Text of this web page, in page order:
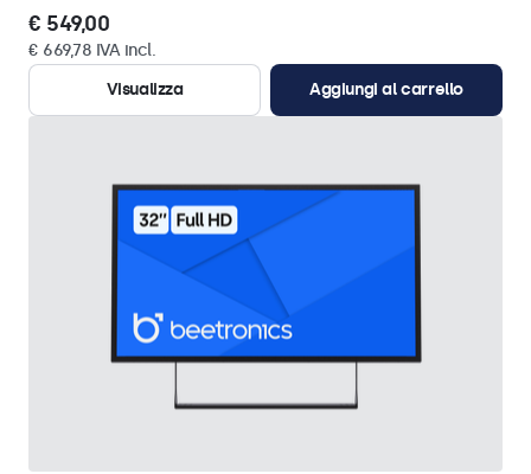
€ 549,00
€ 669,78 IVA incl.
Visualizza
Aggiungi al carrello